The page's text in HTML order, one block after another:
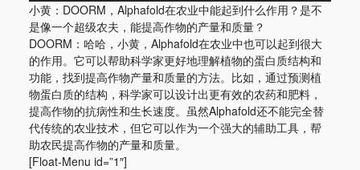
小黄：DOORM，Alphafold在农业中能起到什么作用？是不
是像一个超级农夫，能提高作物的产量和质量？
DOORM：哈哈，小黄，Alphafold在农业中也可以起到很大
的作用。它可以帮助科学家更好地理解植物的蛋白质结构和
功能，找到提高作物产量和质量的方法。比如，通过预测植
物蛋白质的结构，科学家可以设计出更有效的农药和肥料，
提高作物的抗病性和生长速度。虽然Alphafold还不能完全替
代传统的农业技术，但它可以作为一个强大的辅助工具，帮
助农民提高作物的产量和质量。
[Float-Menu id=”1″]